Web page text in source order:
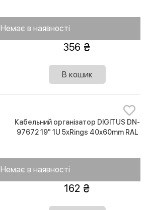
Немає в наявності
356
В кошик
Немає в наявності
Кабельний організатор DIGITUS DN-
97672 19" 1U 5xRings 40x60mm RAL
162